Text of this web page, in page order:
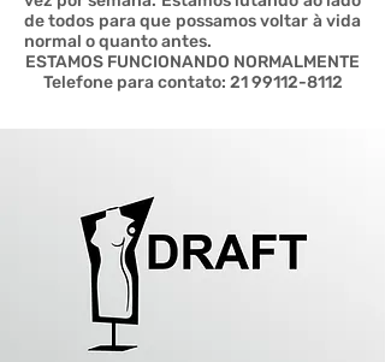
de todos para que possamos voltar à vida
normal o quanto antes.
ESTAMOS FUNCIONANDO NORMALMENTE
Telefone para contato: 21 99112-8112